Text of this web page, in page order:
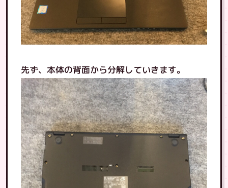
先ず、本体の背面から分解していきます。